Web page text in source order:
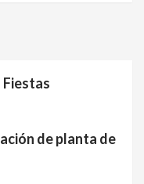
Fiestas
de planta de